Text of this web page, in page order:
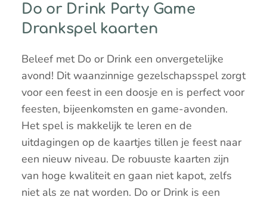
Do or Drink Party Game
Drankspel kaarten
Beleef met Do or Drink een onvergetelijke
avond! Dit waanzinnige gezelschapsspel zorgt
voor een feest in een doosje en is perfect voor
feesten, bijeenkomsten en game-avonden.
Het spel is makkelijk te leren en de
uitdagingen op de kaartjes tillen je feest naar
een nieuw niveau. De robuuste kaarten zijn
van hoge kwaliteit en gaan niet kapot, zelfs
niet als ze nat worden. Do or Drink is een